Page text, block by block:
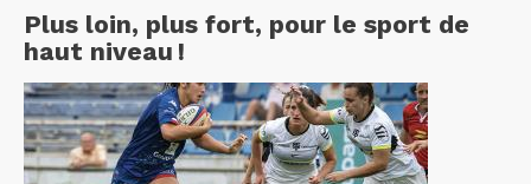
Plus loin, plus fort, pour le sport de
haut niveau !